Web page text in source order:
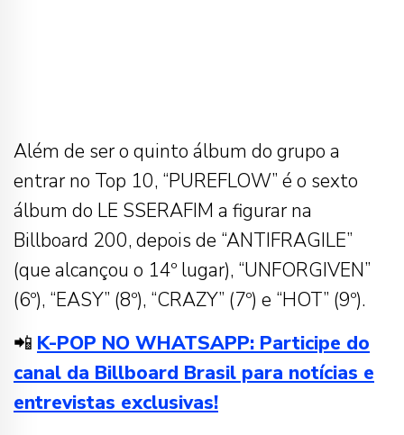
Além de ser o quinto álbum do grupo a
entrar no Top 10, “PUREFLOW” é o sexto
álbum do LE SSERAFIM a figurar na
Billboard 200, depois de “ANTIFRAGILE”
(que alcançou o 14º lugar), “UNFORGIVEN”
(6º), “EASY” (8º), “CRAZY” (7º) e “HOT” (9º).
📲 K-POP NO WHATSAPP: Participe do
canal da Billboard Brasil para notícias e
entrevistas exclusivas!